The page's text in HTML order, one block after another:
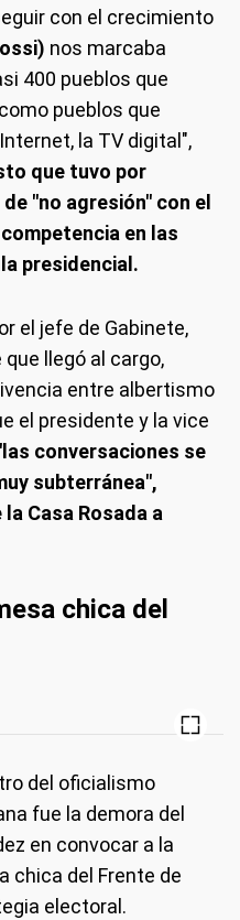
con el crecimiento
nos marcaba
400 pueblos que
pueblos que
la TV digital",
que tuvo por
"no agresión" con el
en las
presidencial.
el jefe de Gabinete,
llegó al cargo,
entre albertismo
el presidente y la vice
conversaciones se
subterránea",
Casa Rosada a
chica del
del oficialismo
fue la demora del
en convocar a la
chica del Frente de
electoral.